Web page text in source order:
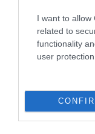
I want to allow
related to
functionality
user protection.
PRONEWS.GR /ΔΙΕΘΝΗΣ
ΟΗΕ: «Στο
08.08.2026 | 10:21